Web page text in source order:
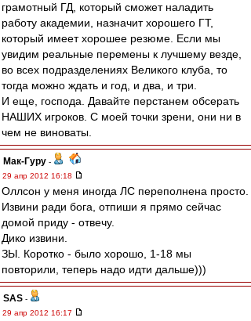
грамотный ГД, который сможет наладить
работу академии, назначит хорошего ГТ,
который имеет хорошее резюме. Если мы
увидим реальные перемены к лучшему везде,
во всех подразделениях Великого клуба, то
тогда можно ждать и год, и два, и три.
И еще, господа. Давайте перстанем обсерать
НАШИХ игроков. С моей точки зрени, они ни в
чем не виноваты.
Мак-Гуру -
29 апр 2012 16:18
Оллсон у меня иногда ЛС переполнена просто.
Извини ради бога, отпиши я прямо сейчас
домой приду - отвечу.
Дико извини.
ЗЫ. Коротко - было хорошо, 1-18 мы
повторили, теперь надо идти дальше)))
SAS -
29 апр 2012 16:17